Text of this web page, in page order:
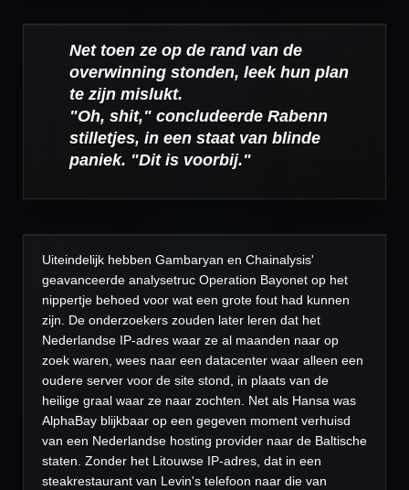
Net toen ze op de rand van de
overwinning stonden, leek hun plan
te zijn mislukt.
"Oh, shit," concludeerde Rabenn
stilletjes, in een staat van blinde
paniek. "Dit is voorbij."
Uiteindelijk hebben Gambaryan en Chainalysis'
geavanceerde analysetruc Operation Bayonet op het
nippertje behoed voor wat een grote fout had kunnen
zijn. De onderzoekers zouden later leren dat het
Nederlandse IP-adres waar ze al maanden naar op
zoek waren, wees naar een datacenter waar alleen een
oudere server voor de site stond, in plaats van de
heilige graal waar ze naar zochten. Net als Hansa was
AlphaBay blijkbaar op een gegeven moment verhuisd
van een Nederlandse hosting provider naar de Baltische
staten. Zonder het Litouwse IP-adres, dat in een
steakrestaurant van Levin's telefoon naar die van